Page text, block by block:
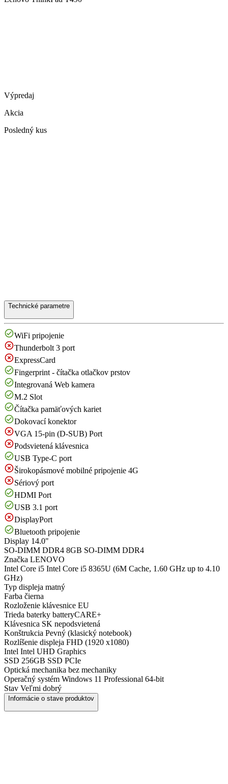
Výpredaj
Akcia
Posledný kus
Technické parametre
WiFi pripojenie
Thunderbolt 3 port
ExpressCard
Fingerprint - čítačka otlačkov prstov
Integrovaná Web kamera
M.2 Slot
Čítačka pamäťových kariet
Dokovací konektor
VGA 15-pin (D-SUB) Port
Podsvietená klávesnica
USB Type-C port
Širokopásmové mobilné pripojenie 4G
Sériový port
HDMI Port
USB 3.1 port
DisplayPort
Bluetooth pripojenie
Display 14.0"
SO-DIMM DDR4 8GB SO-DIMM DDR4
Značka LENOVO
Intel Core i5 Intel Core i5 8365U (6M Cache, 1.60 GHz up to 4.10
GHz)
Typ displeja matný
Farba čierna
Rozloženie klávesnice EU
Trieda baterky batteryCARE+
Klávesnica SK nepodsvietená
Konštrukcia Pevný (klasický notebook)
Rozlíšenie displeja FHD (1920 x1080)
Intel Intel UHD Graphics
SSD 256GB SSD PCIe
Optická mechanika bez mechaniky
Operačný systém Windows 11 Professional 64-bit
Stav Veľmi dobrý
Informácie o stave produktov